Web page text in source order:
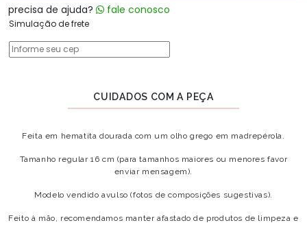
precisa de ajuda? fale conosco
Simulação de frete
CUIDADOS COM A PEÇA
Feita em hematita dourada com um olho grego em madrepérola.
Tamanho regular 16 cm (para tamanhos maiores ou menores favor
enviar mensagem).
Modelo vendido avulso (fotos de composições sugestivas).
Feito à mão, recomendamos manter afastado de produtos de limpeza e